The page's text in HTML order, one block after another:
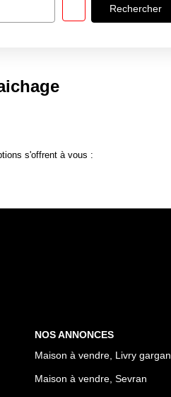
s'offrent à vous :
NOS ANNONCES
Maison à vendre, Livry gargan
Maison à vendre, Sevran